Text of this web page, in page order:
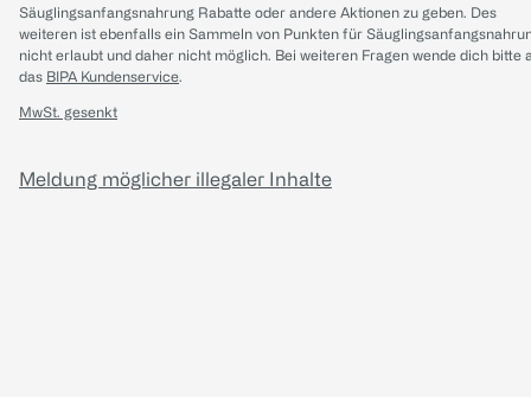
Säuglingsanfangsnahrung Rabatte oder andere Aktionen zu geben. Des
weiteren ist ebenfalls ein Sammeln von Punkten für
nicht erlaubt und daher nicht möglich. Bei weiteren Fragen wende dich bitte
das BIPA Kundenservice.
MwSt. gesenkt
Meldung möglicher illegaler Inhalte